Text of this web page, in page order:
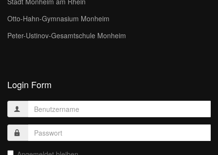
Otto-Hahn-Gymnasium Monheim
Peter-Ustinov-Gesamtschule Monheim
Login Form